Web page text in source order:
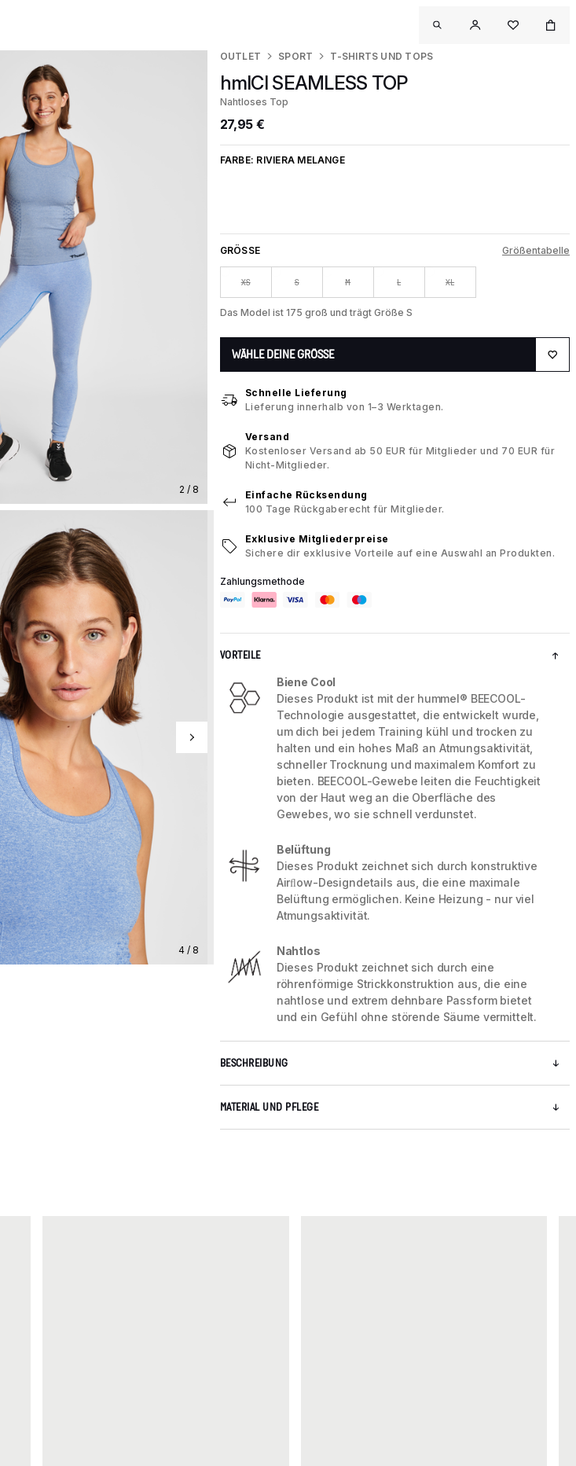
2 / 8
4 / 8
OUTLET SPORT T-SHIRTS UND TOPS
hmlCI SEAMLESS TOP
Nahtloses Top
27,95 €
FARBE: RIVIERA MELANGE
GRÖSSE Größentabelle
XS S M L XL
Das Model ist 175 groß und trägt Größe S
WÄHLE DEINE GRÖSSE
Schnelle Lieferung
Lieferung innerhalb von 1–3 Werktagen.
Versand
Kostenloser Versand ab 50 EUR für Mitglieder und 70 EUR für
Nicht-Mitglieder.
Einfache Rücksendung
100 Tage Rückgaberecht für Mitglieder.
Exklusive Mitgliederpreise
Sichere dir exklusive Vorteile auf eine Auswahl an Produkten.
Zahlungsmethode
VORTEILE
Biene Cool
Dieses Produkt ist mit der hummel® BEECOOL-
Technologie ausgestattet, die entwickelt wurde,
um dich bei jedem Training kühl und trocken zu
halten und ein hohes Maß an Atmungsaktivität,
schneller Trocknung und maximalem Komfort zu
bieten. BEECOOL-Gewebe leiten die Feuchtigkeit
von der Haut weg an die Oberfläche des
Gewebes, wo sie schnell verdunstet.
Belüftung
Dieses Produkt zeichnet sich durch konstruktive
Airﬂow-Designdetails aus, die eine maximale
Belüftung ermöglichen. Keine Heizung - nur viel
Atmungsaktivität.
Nahtlos
Dieses Produkt zeichnet sich durch eine
röhrenförmige Strickkonstruktion aus, die eine
nahtlose und extrem dehnbare Passform bietet
und ein Gefühl ohne störende Säume vermittelt.
BESCHREIBUNG
MATERIAL UND PFLEGE